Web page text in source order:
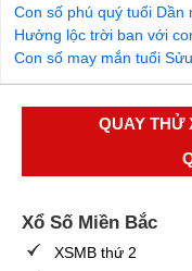
Con số phú quý tuổi Dần
Hưởng lộc trời ban với
Con số may mắn tuổi
QUAY THỬ
Xổ Số Miền Bắc
XSMB thứ 2